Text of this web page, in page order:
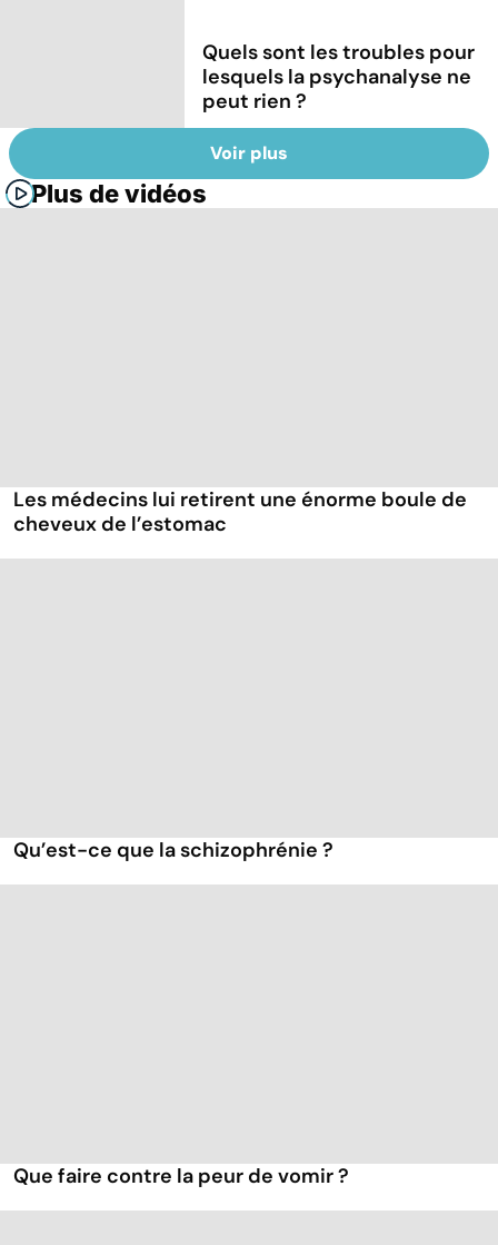
Quels sont les troubles pour
lesquels la psychanalyse ne
peut rien ?
Voir plus
Plus de vidéos
Les médecins lui retirent une énorme boule de
cheveux de l’estomac
Qu’est-ce que la schizophrénie ?
Que faire contre la peur de vomir ?